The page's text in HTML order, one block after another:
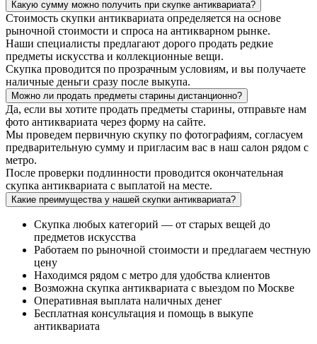
Какую сумму можно получить при скупке антиквариата?
Стоимость скупки антиквариата определяется на основе
рыночной стоимости и спроса на антикварном рынке.
Наши специалисты предлагают дорого продать редкие
предметы искусства и коллекционные вещи.
Скупка проводится по прозрачным условиям, и вы получаете
наличные деньги сразу после выкупа.
Можно ли продать предметы старины дистанционно?
Да, если вы хотите продать предметы старины, отправьте нам
фото антиквариата через форму на сайте.
Мы проведем первичную скупку по фотографиям, согласуем
предварительную сумму и пригласим вас в наш салон рядом с
метро.
После проверки подлинности проводится окончательная
скупка антиквариата с выплатой на месте.
Какие преимущества у нашей скупки антиквариата?
Скупка любых категорий — от старых вещей до
предметов искусства
Работаем по рыночной стоимости и предлагаем честную
цену
Находимся рядом с метро для удобства клиентов
Возможна скупка антиквариата с выездом по Москве
Оперативная выплата наличных денег
Бесплатная консультация и помощь в выкупе
антиквариата